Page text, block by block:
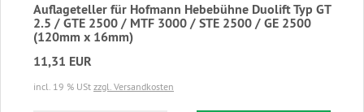
Auflageteller für Hofmann Hebebühne Duolift Typ GT
2.5 / GTE 2500 / MTF 3000 / STE 2500 / GE 2500
(120mm x 16mm)
11,31 EUR
incl. 19 % USt zzgl. Versandkosten